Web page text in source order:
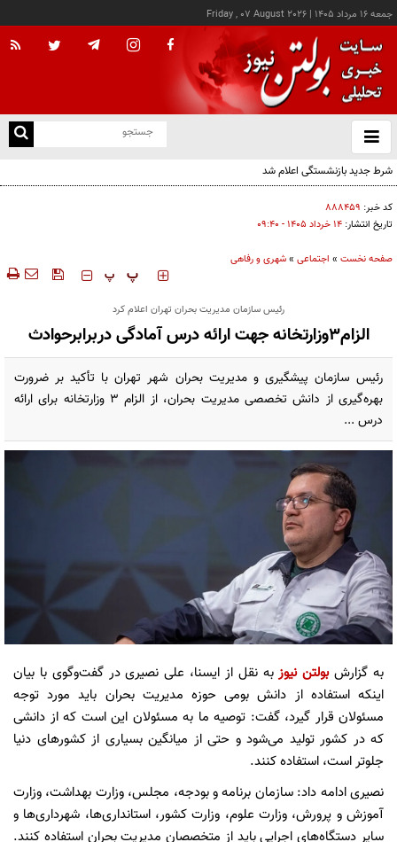
جمعه ۱۶ مرداد ۱۴۰۵ |
Friday , 07 August 2026
باز
و
کد خبر: ۸۸۸۴۵۹
تاریخ انتشار: ۱۴ خرداد ۱۴۰۵ - ۰۹:۴۰
صفحه نخست » اجتماعی »شهری و رفاهی
‍‍‍ پ پ
رئیس سازمان مدیریت بحران تهران اعلام کرد
الزام۳وزارتخانه جهت ارائه درس آمادگی دربرابرحوادث
رئیس سازمان پیشگیری و مدیریت بحران شهر تهران با تأکید بر ضرورت
بهره‌گیری از دانش تخصصی مدیریت بحران، از الزام ۳ وزارتخانه برای ارائه
درس ...
به گزارشبولتن نیوزبه نقل از ایسنا، علی نصیری در گفت‌وگوی با بیان
اینکه استفاده از دانش بومی حوزه مدیریت بحران باید مورد توجه
مسئولان قرار گیرد، گفت: توصیه ما به مسئولان این است که از دانشی
که در کشور تولید می‌شود و حتی از میانگین بسیاری از کشورهای دنیا
جلوتر است، استفاده کنند.
نصیری ادامه داد: سازمان برنامه و بودجه، مجلس، وزارت بهداشت، وزارت
آموزش و پرورش، وزارت علوم، وزارت کشور، استانداری‌ها، شهرداری‌ها و
سایر دستگاه‌های اجرایی باید از متخصصان مدیریت بحران استفاده کنند.